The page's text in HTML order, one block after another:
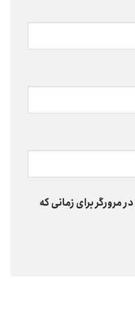
مرورگر برای زمانی که